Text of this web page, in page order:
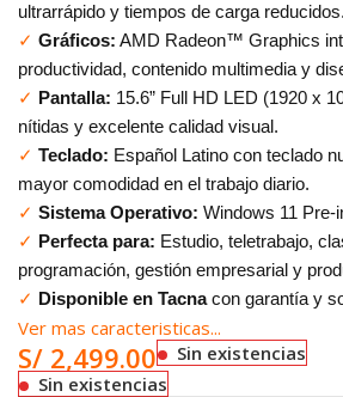
ultrarrápido y tiempos de carga reducidos.
✓ Gráficos: AMD Radeon™ Graphics
productividad, contenido multimedia y
✓ Pantalla: 15.6” Full HD LED (1920 x
nítidas y excelente calidad visual.
✓ Teclado: Español Latino con teclado
mayor comodidad en el trabajo diario.
✓ Sistema Operativo: Windows 11 Pre-
✓ Perfecta para: Estudio, teletrabajo,
programación, gestión empresarial y
✓ Disponible en Tacnacon garantía y
Ver mas caracteristicas...
S/ 2,499.00
Sin existencias
Sin existencias